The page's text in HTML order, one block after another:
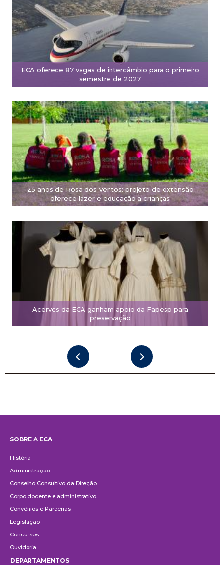
ECA oferece 87 vagas de intercâmbio para o primeiro
semestre de 2027
25 anos de Rosa dos Ventos: projeto de extensão
oferece lazer e educação a crianças
Acervos da ECA ganham apoio da Fapesp para
preservação
SOBRE A ECA
História
Administração
Conselho Consultivo da Direção
Corpo docente e administrativo
Convênios e Parcerias
Legislação
Concursos
Ouvidoria
DEPARTAMENTOS